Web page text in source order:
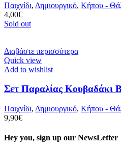
Παιχνίδι, Δημιουργικό, Κήπου -
4,00€
Sold out
Διαβάστε περισσότερα
Quick view
Add to wishlist
Σετ Παραλίας Κουβαδάκι
Παιχνίδι, Δημιουργικό, Κήπου -
9,90€
Hey you, sign up our NewsLetter